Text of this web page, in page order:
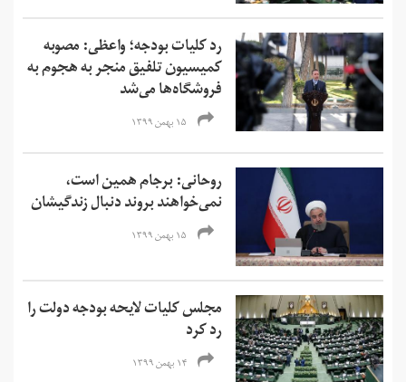
رد کلیات بودجه؛ واعظی: مصوبه
کمیسیون تلفیق منجر به هجوم به
فروشگاه‌ها می‌شد
۱۵ بهمن ۱۳۹۹
روحانی: برجام همین است،
نمی‌خواهند بروند دنبال زندگیشان
۱۵ بهمن ۱۳۹۹
مجلس کلیات لایحه بودجه دولت را
رد کرد
۱۴ بهمن ۱۳۹۹